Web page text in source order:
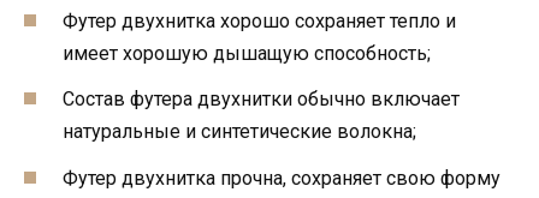
Футер двухнитка хорошо сохраняет тепло и
имеет хорошую дышащую способность;
Состав футера двухнитки обычно включает
натуральные и синтетические волокна;
Футер двухнитка прочна, сохраняет свою форму